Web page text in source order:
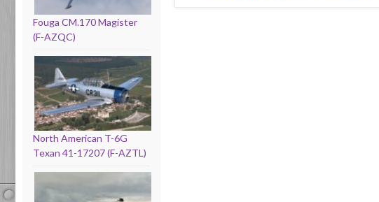
Fouga CM.170 Magister
(F-AZQC)
North American T-6G
Texan 41-17207 (F-AZTL)